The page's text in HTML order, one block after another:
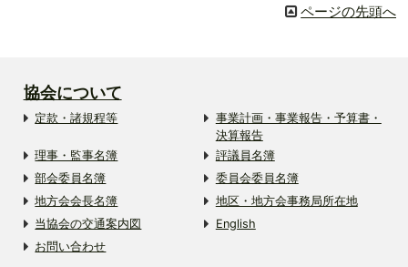
ページの先頭へ
協会について
定款・諸規程等
事業計画・事業報告・予算書・
決算報告
理事・監事名簿
評議員名簿
部会委員名簿
委員会委員名簿
地方会会長名簿
地区・地方会事務局所在地
当協会の交通案内図
English
お問い合わせ